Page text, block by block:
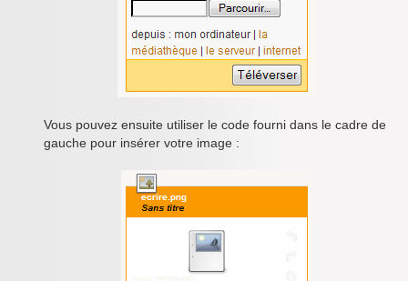
Vous pouvez ensuite utiliser le code fourni dans le cadre de
gauche pour insérer votre image :